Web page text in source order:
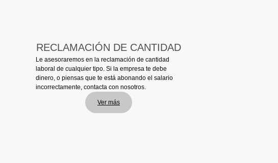
RECLAMACIÓN DE CANTIDAD
Le asesoraremos en la reclamación de cantidad
laboral de cualquier tipo. Si la empresa te debe
dinero, o piensas que te está abonando el salario
incorrectamente, contacta con nosotros.
Ver más